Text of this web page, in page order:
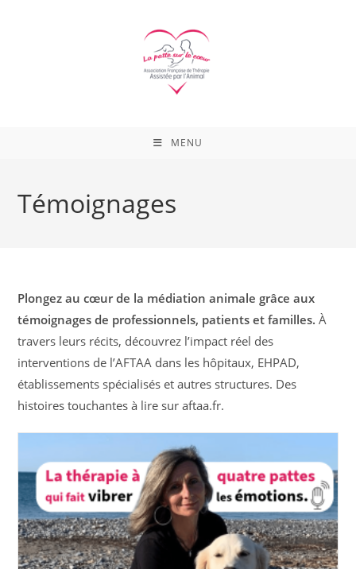
MENU
Témoignages
Plongez au cœur de la médiation animale grâce aux
témoignages de professionnels, patients et familles. À
travers leurs récits, découvrez l’impact réel des
interventions de l’AFTAA dans les hôpitaux, EHPAD,
établissements spécialisés et autres structures. Des
histoires touchantes à lire sur aftaa.fr.